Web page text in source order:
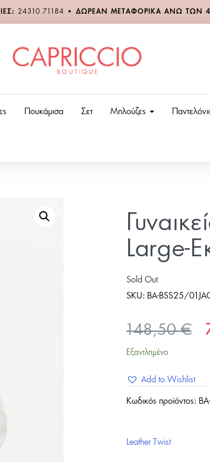
24310 71184 • ΔΩΡΕΑΝ ΜΕΤΑΦΟΡΙΚΑ ΑΝΩ ΤΩΝ
Πουκάμισα Σετ Μπλούζες
Large-
Sold Out
SKU: BA-BSS25/
148,50€
Εξαντλημένο
Add to Wishlist
Κωδικός προϊόντος:
Leather Twist